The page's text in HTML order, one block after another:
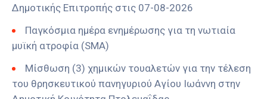
Δημοτικής Επιτροπής στις 07-08-2026
Παγκόσμια ημέρα ενημέρωσης για τη νωτιαία
μυϊκή ατροφία (SMA)
Μίσθωση (3) χημικών τουαλετών για την τέλεση
του θρησκευτικού πανηγυριού Αγίου Ιωάννη στην